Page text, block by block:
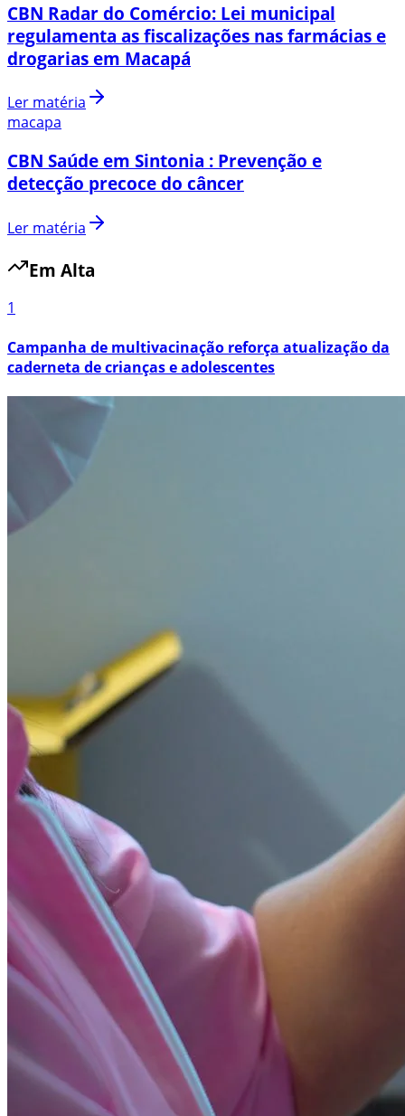
CBN Radar do Comércio: Lei municipal
regulamenta as fiscalizações nas farmácias e
drogarias em Macapá
Ler matéria
macapa
CBN Saúde em Sintonia : Prevenção e
detecção precoce do câncer
Ler matéria
Em Alta
1
Campanha de multivacinação reforça atualização da
caderneta de crianças e adolescentes